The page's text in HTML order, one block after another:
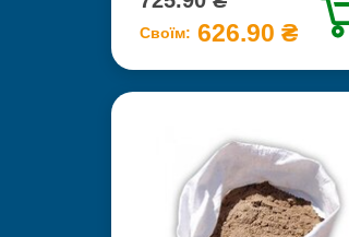
Своїм: 626.90 ₴